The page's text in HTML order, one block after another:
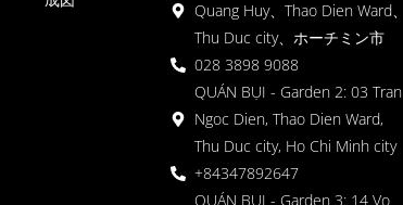
Quang Huy、Thao Dien Ward、
Thu Duc city、ホーチミン市
028 3898 9088
QUÁN BỤI - Garden 2: 03 Tran
Ngoc Dien, Thao Dien Ward,
Thu Duc city, Ho Chi Minh city
+84347892647
QUÁN BỤI - Garden 3: 14 Vo